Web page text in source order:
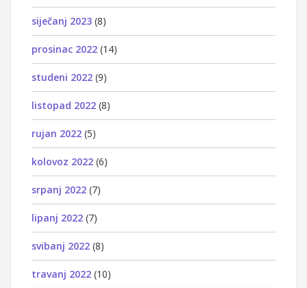
siječanj 2023 (8)
prosinac 2022 (14)
studeni 2022 (9)
listopad 2022 (8)
rujan 2022 (5)
kolovoz 2022 (6)
srpanj 2022 (7)
lipanj 2022 (7)
svibanj 2022 (8)
travanj 2022 (10)